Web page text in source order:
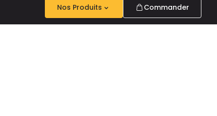
Nos Produits Commander